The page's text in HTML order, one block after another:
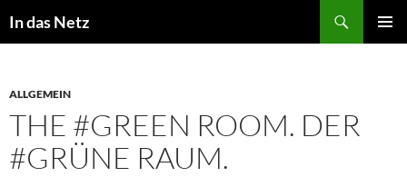
Inhalt
In das Netz
ALLGEMEIN
THE #GREEN ROOM. DER
#GRÜNE RAUM.